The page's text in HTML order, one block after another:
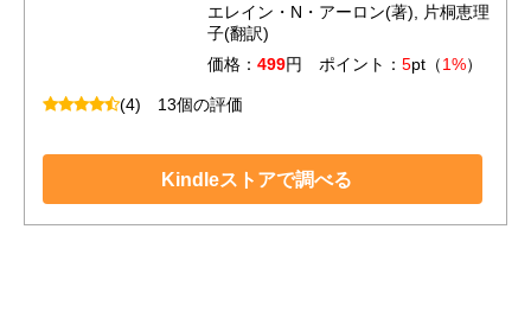
エレイン・N・アーロン(著), 片桐恵理
子(翻訳)
価格： 499円 ポイント： 5pt（1%）
(4) 13個の評価
Kindleストアで調べる